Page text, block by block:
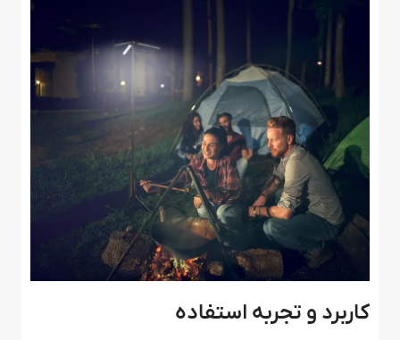
کاربرد و تجربه استفاده